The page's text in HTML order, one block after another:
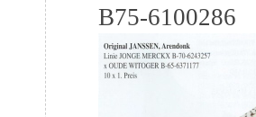
B75-6100286